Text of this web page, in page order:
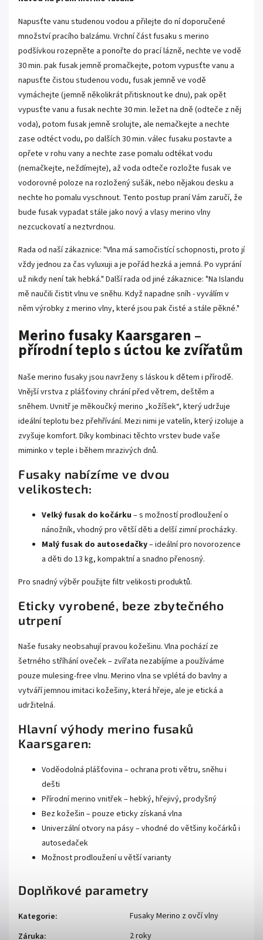
Napusťte vanu studenou vodou a přilejte do ní doporučené
množství pracího balzámu. Vrchní část fusaku s merino
podšívkou rozepněte a ponořte do prací lázně, nechte ve vodě
30 min. pak fusak jemně promačkejte, potom vypusťte vanu a
napusťte čistou studenou vodu, fusak jemně ve vodě
vymáchejte (jemně několikrát přitisknout ke dnu), pak opět
vypusťte vanu a fusak nechte 30 min. ležet na dně (odteče z něj
voda), potom fusak jemně srolujte, ale nemačkejte a nechte
zase odtéct vodu, po dalších 30 min. válec fusaku postavte a
opřete v rohu vany a nechte zase pomalu odtékat vodu
(nemačkejte, neždímejte), až voda odteče rozložte fusak ve
vodorovné poloze na rozložený sušák, nebo nějakou desku a
nechte ho pomalu vyschnout. Tento postup praní Vám zaručí, že
bude fusak vypadat stále jako nový a vlasy merino vlny
nezcuckovatí a neztvrdnou.
Rada od naší zákaznice: "Vlna má samočistící schopnosti, proto jí
vždy jednou za čas vyluxuji a je pořád hezká a jemná. Po vyprání
už nikdy není tak hebká." Další rada od jiné zákaznice: "Na Islandu
mě naučili čistit vlnu ve sněhu. Když napadne sníh - vyválím v
něm výrobky z merino vlny, které jsou pak čisté a stále pěkné."
Merino fusaky Kaarsgaren –
přírodní teplo s úctou ke zvířatům
Naše merino fusaky jsou navrženy s láskou k dětem i přírodě.
Vnější vrstva z plášťoviny chrání před větrem, deštěm a
sněhem. Uvnitř je měkoučký merino „kožíšek“, který udržuje
ideální teplotu bez přehřívání. Mezi nimi je vatelín, který izoluje a
zvyšuje komfort. Díky kombinaci těchto vrstev bude vaše
miminko v teple i během mrazivých dnů.
Fusaky nabízíme ve dvou
velikostech:
Velký fusak do kočárku – s možností prodloužení o
nánožník, vhodný pro větší děti a delší zimní procházky.
Malý fusak do autosedačky– ideální pro novorozence
a děti do 13 kg, kompaktní a snadno přenosný.
Pro snadný výběr použijte filtr velikosti produktů.
Eticky vyrobené, beze zbytečného
utrpení
Naše fusaky neobsahují pravou kožešinu. Vlna pochází ze
šetrného stříhání oveček – zvířata nezabíjíme a používáme
pouze mulesing-free vlnu. Merino vlna se vplétá do bavlny a
vytváří jemnou imitaci kožešiny, která hřeje, ale je etická a
udržitelná.
Hlavní výhody merino fusaků
Kaarsgaren:
Voděodolná plášťovina – ochrana proti větru, sněhu i
dešti
Přírodní merino vnitřek – hebký, hřejivý, prodyšný
Bez kožešin – pouze eticky získaná vlna
Univerzální otvory na pásy – vhodné do většiny kočárků i
autosedaček
Možnost prodloužení u větší varianty
Doplňkové parametry
Kategorie:
Fusaky Merino z ovčí vlny
Záruka: 2 roky